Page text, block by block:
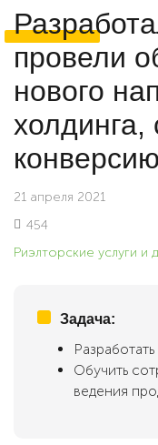
провели
нового
холдинга,
21 апреля 2021
454
Риэлторские услуги и
Задача:
Обучить
ведения